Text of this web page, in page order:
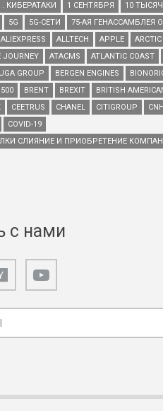
. КИБЕРАТАКИ 1 СЕНТЯБРЯ 10
5G 5G-СЕТИ 75-АЯ ГЕНАССАМБЛЕЯ
ALIEXPRESS ALLTECH APPLE
JOURNEY
ATACMS ATLANTIC COAST
GROUP BERGEN ENGINES
BRENT BREXIT BRITISH
CEETRUS CHANEL CITIGROUP
COVID-19
СЛИЯНИЕ И ПРИОБРЕТЕНИЕ
с нами